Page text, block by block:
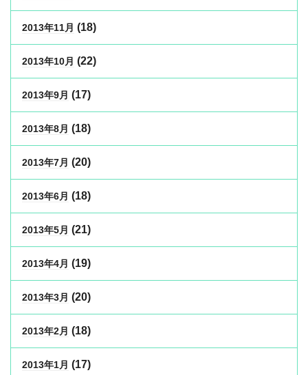
2013年11月 (18)
2013年10月 (22)
2013年9月 (17)
2013年8月 (18)
2013年7月 (20)
2013年6月 (18)
2013年5月 (21)
2013年4月 (19)
2013年3月 (20)
2013年2月 (18)
2013年1月 (17)